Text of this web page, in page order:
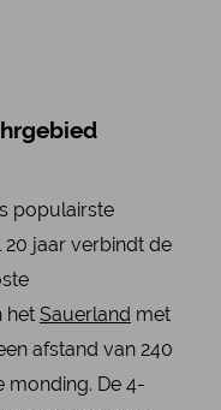
populairste
jaar verbindt de
het Sauerland met
afstand van 240
monding. De 4-